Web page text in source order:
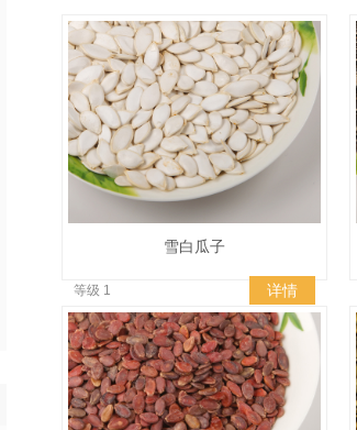
雪白瓜子
等级 1 详情